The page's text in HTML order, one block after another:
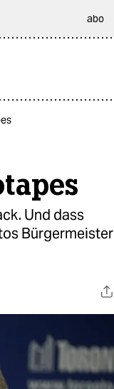
abo
Und dass
Bürgermeister